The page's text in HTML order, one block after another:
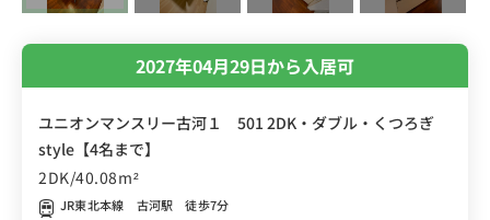
2027年04月29日から入居可
ユニオンマンスリー古河１ 501 2DK・ダブル・くつろぎ
style【4名まで】
2DK/40.08m²
JR東北本線 古河駅 徒歩7分